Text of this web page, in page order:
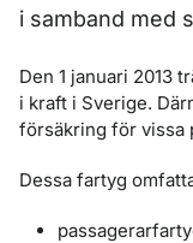
i samband med
Den 1 januari 2013
i kraft i Sverige.
försäkring för vissa
Dessa fartyg